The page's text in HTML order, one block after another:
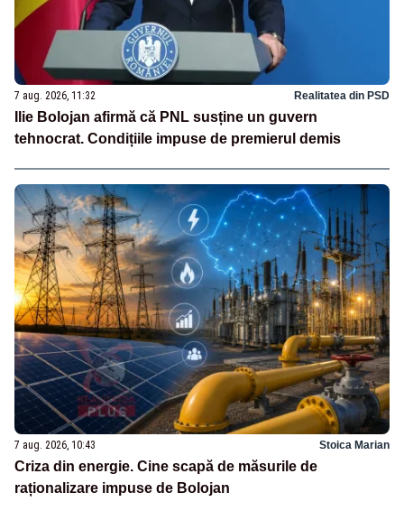
7 aug. 2026, 11:32 Realitatea din PSD
Ilie Bolojan afirmă că PNL susține un guvern
tehnocrat. Condițiile impuse de premierul demis
7 aug. 2026, 10:43 Stoica Marian
Criza din energie. Cine scapă de măsurile de
raționalizare impuse de Bolojan